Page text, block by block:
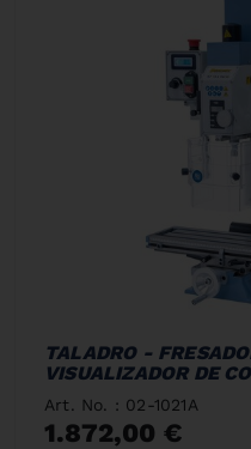
TALADRO -
VISUALIZADOR DE
Art. No. : 02-1021A
1.872,00 €